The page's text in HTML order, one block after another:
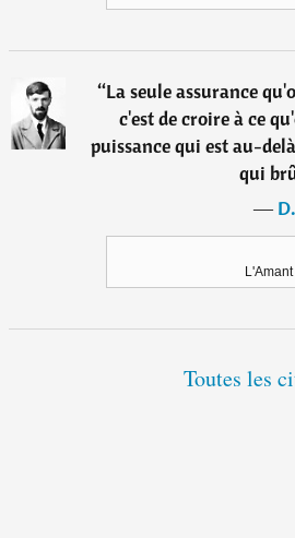
“La seule assurance
c'est de croire à ce
puissance qui est au-
qui
―
Toutes les